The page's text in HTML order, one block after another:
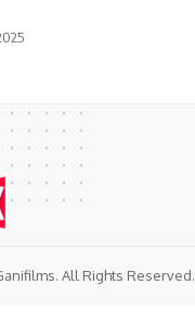
All Rights Reserved.